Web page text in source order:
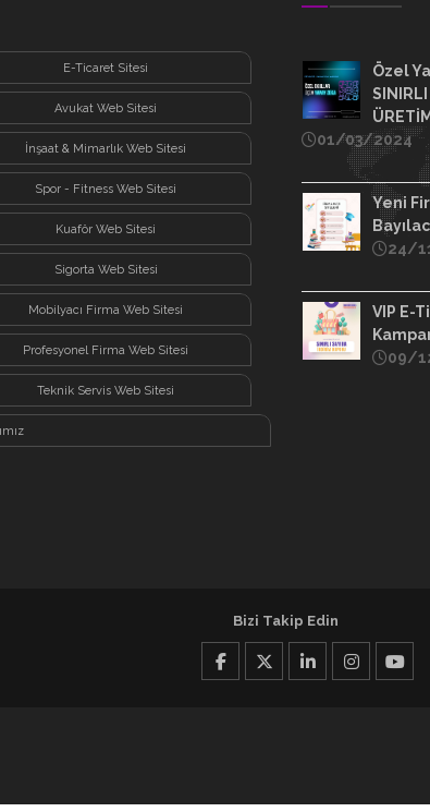
E-Ticaret Sitesi
Avukat Web Sitesi
İnşaat & Mimarlık Web Sitesi
Spor - Fitness Web Sitesi
Kuaför Web Sitesi
Sigorta Web Sitesi
Mobilyacı Firma Web Sitesi
Profesyonel Firma Web Sitesi
Teknik Servis Web Sitesi
Özel
SINIRLI
ÜRETİM
01/03/2024
Yeni
24/
VIP E-
09/
Bizi Takip Edin